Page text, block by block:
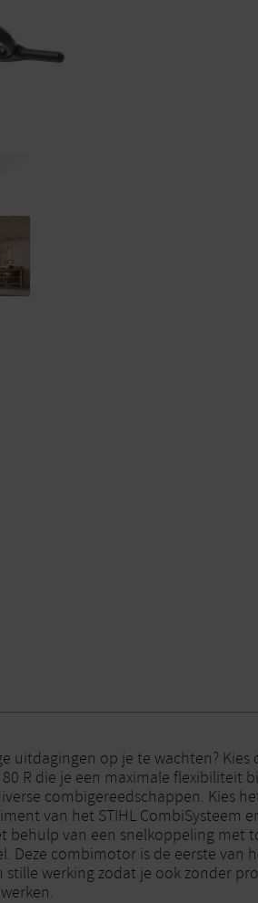
uitdagingen op je te wachten? Kies
80 R die je een maximale flexibiliteit
combigereedschappen. Kies
van het STIHL CombiSysteem
behulp van een snelkoppeling met
Deze combimotor is de eerste van
stille werking zodat je ook zonder